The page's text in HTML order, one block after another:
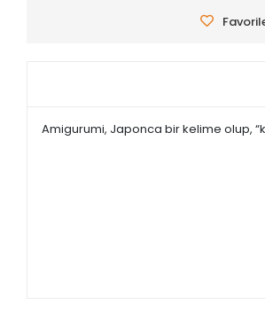
Amigurumi, Japonca bir kelime olup,